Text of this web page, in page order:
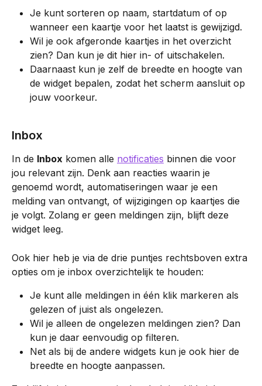
Je kunt sorteren op naam, startdatum of op
wanneer een kaartje voor het laatst is gewijzigd.
Wil je ook afgeronde kaartjes in het overzicht
zien? Dan kun je dit hier in- of uitschakelen.
Daarnaast kun je zelf de breedte en hoogte van
de widget bepalen, zodat het scherm aansluit op
jouw voorkeur.
Inbox
In de Inbox komen alle notificaties binnen die voor
jou relevant zijn. Denk aan reacties waarin je
genoemd wordt, automatiseringen waar je een
melding van ontvangt, of wijzigingen op kaartjes die
je volgt. Zolang er geen meldingen zijn, blijft deze
widget leeg.
Ook hier heb je via de drie puntjes rechtsboven extra
opties om je inbox overzichtelijk te houden:
Je kunt alle meldingen in één klik markeren als
gelezen of juist als ongelezen.
Wil je alleen de ongelezen meldingen zien? Dan
kun je daar eenvoudig op filteren.
Net als bij de andere widgets kun je ook hier de
breedte en hoogte aanpassen.